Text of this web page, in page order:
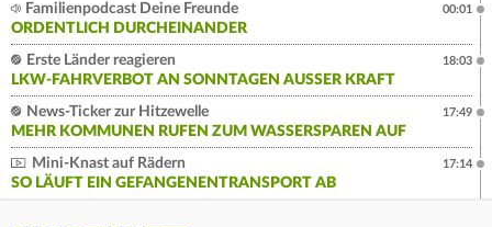
Familienpodcast Deine Freunde
ORDENTLICH DURCHEINANDER
00:01
Erste Länder reagieren
LKW-FAHRVERBOT AN SONNTAGEN AUSSER KRAFT
18:03
News-Ticker zur Hitzewelle
MEHR KOMMUNEN RUFEN ZUM WASSERSPAREN AUF
17:49
Mini-Knast auf Rädern
SO LÄUFT EIN GEFANGENENTRANSPORT AB
17:14